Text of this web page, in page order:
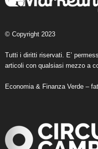
© Copyright 2023
Tutti i diritti riservati. E’
articoli con qualsiasi mezzo a
Economia & Finanza Verde –